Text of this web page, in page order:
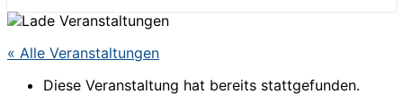
« Alle Veranstaltungen
Diese Veranstaltung hat bereits stattgefunden.